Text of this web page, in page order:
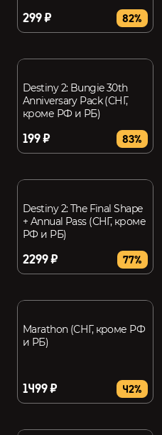
299 ₽ 82%
Destiny 2: Bungie 30th
Anniversary Pack (СНГ,
кроме РФ и РБ)
199 ₽ 83%
Destiny 2: The Final Shape
+ Annual Pass (СНГ, кроме
РФ и РБ)
2299 ₽ 77%
Marathon (СНГ, кроме РФ
и РБ)
1499 ₽ 42%